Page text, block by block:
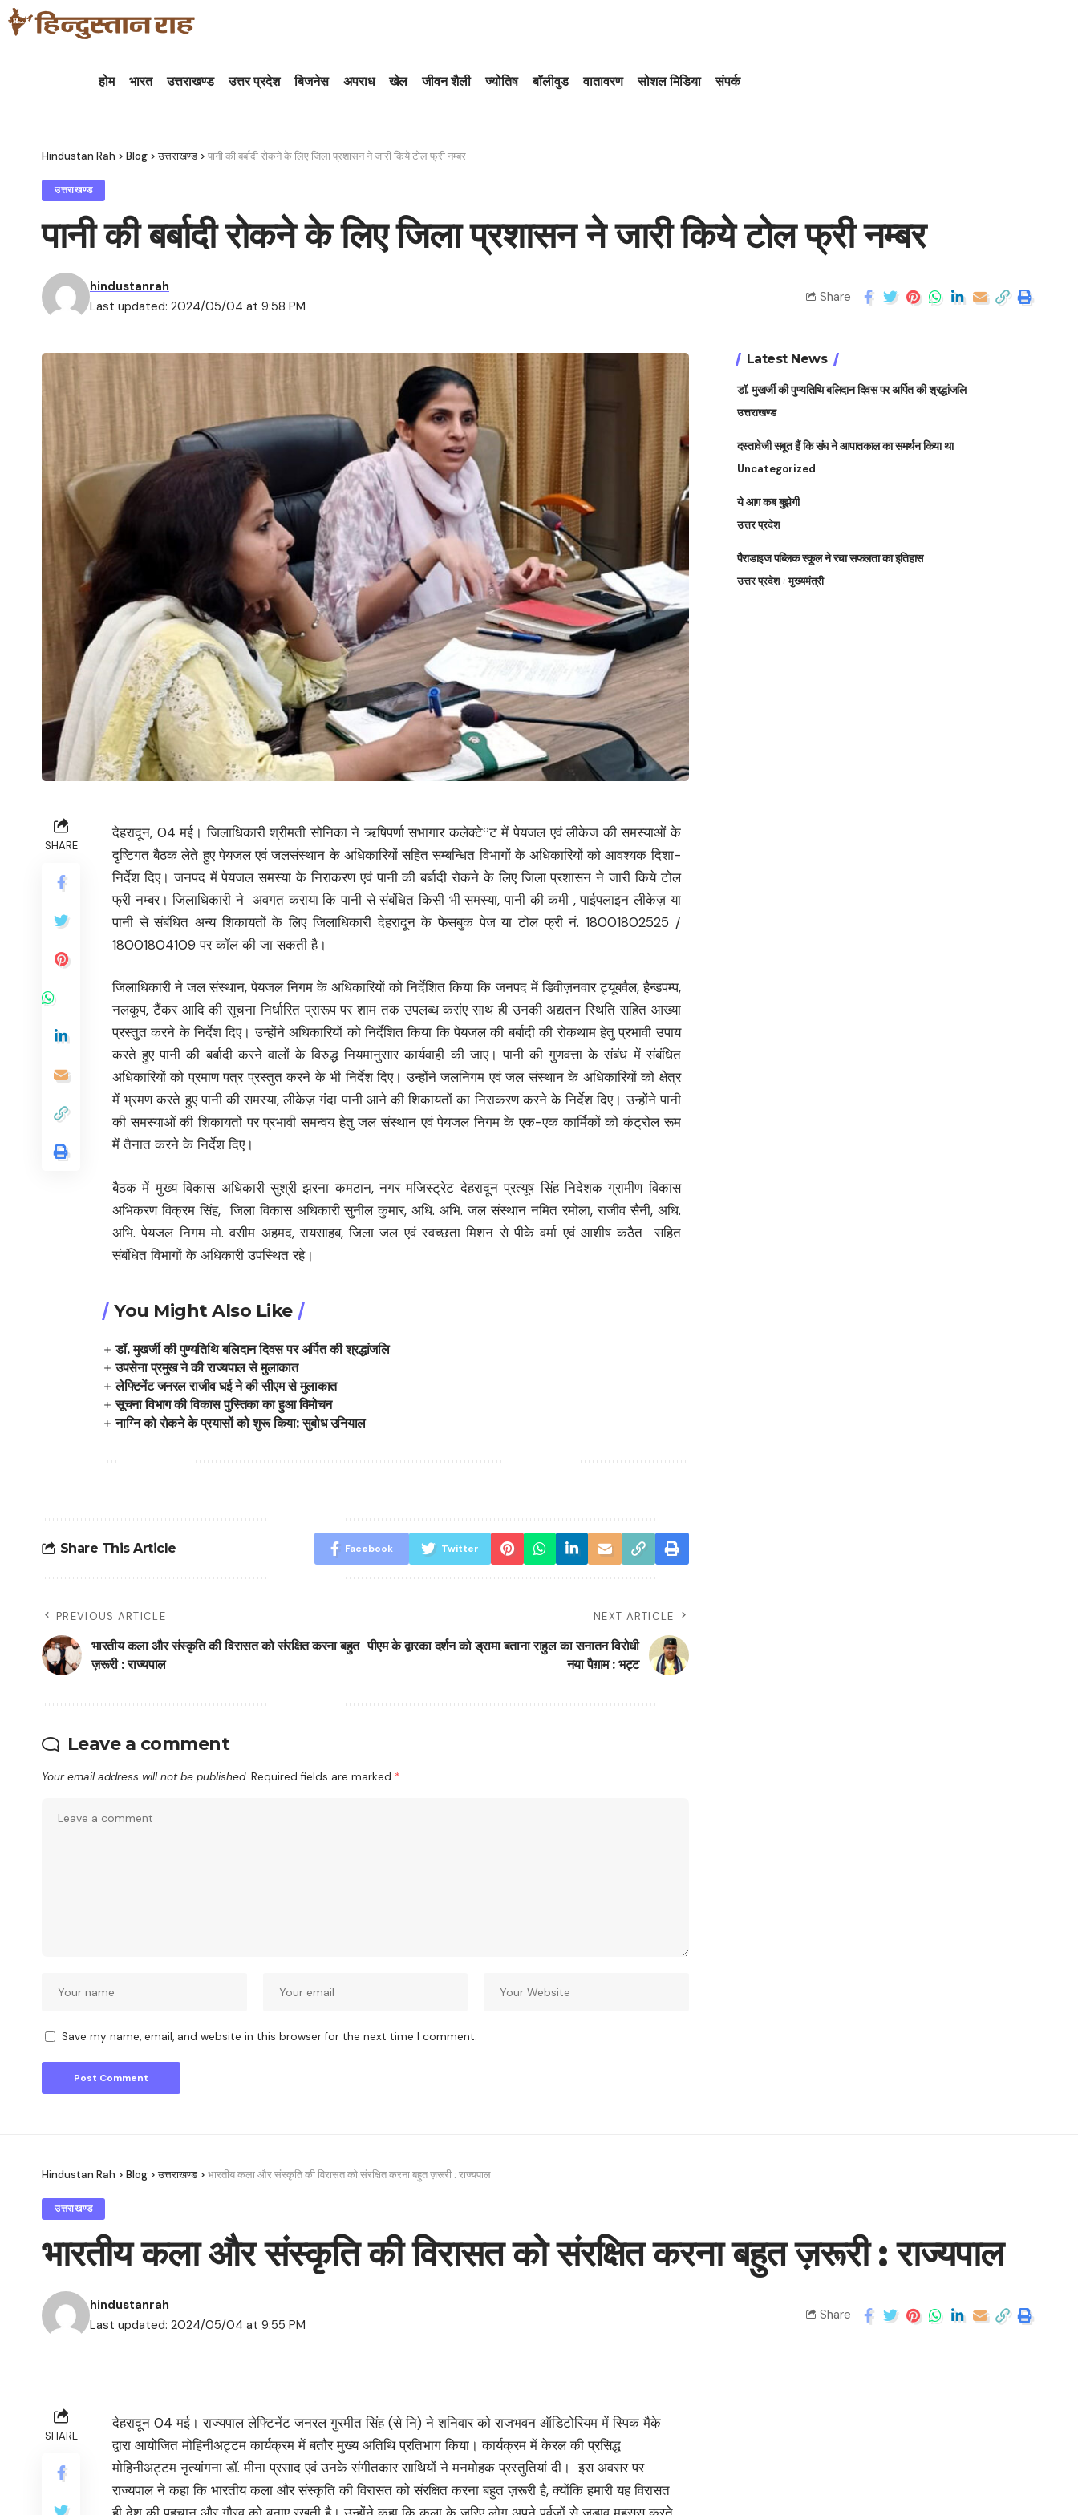
होम भारत उत्तराखण्ड उत्तर प्रदेश बिजनेस अपराध खेल जीवन शैली ज्योतिष बॉलीवुड वातावरण सोशल मिडिया संपर्क
Hindustan Rah > Blog >उत्तराखण्ड > पानी की बर्बादी रोकने के लिए जिला प्रशासन ने जारी किये टोल फ्री नम्बर
उत्तराखण्ड
पानी की बर्बादी रोकने के लिए जिला प्रशासन ने जारी किये टोल फ्री नम्बर
Last updated: 2024/05/04 at 9:58 PM
hindustanrah
Share
SHARE
देहरादून, 04 मई। जिलाधिकारी श्रीमती सोनिका ने ऋषिपर्णा सभागार कलेक्टेªट में पेयजल एवं लीकेज की समस्याओं के
दृष्टिगत बैठक लेते हुए पेयजल एवं जलसंस्थान के अधिकारियों सहित सम्बन्धित विभागों के अधिकारियों को आवश्यक दिशा-
निर्देश दिए। जनपद में पेयजल समस्या के निराकरण एवं पानी की बर्बादी रोकने के लिए जिला प्रशासन ने जारी किये टोल
फ्री नम्बर। जिलाधिकारी ने अवगत कराया कि पानी से संबंधित किसी भी समस्या, पानी की कमी , पाईपलाइन लीकेज़ या
पानी से संबंधित अन्य शिकायतों के लिए जिलाधिकारी देहरादून के फेसबुक पेज या टोल फ्री नं. 18001802525 /
18001804109 पर कॉल की जा सकती है।
जिलाधिकारी ने जल संस्थान, पेयजल निगम के अधिकारियों को निर्देशित किया कि जनपद में डिवीज़नवार ट्यूबवैल, हैन्डपम्प,
नलकूप, टैंकर आदि की सूचना निर्धारित प्रारूप पर शाम तक उपलब्ध करांए साथ ही उनकी अद्यतन स्थिति सहित आख्या
प्रस्तुत करने के निर्देश दिए। उन्होंने अधिकारियों को निर्देशित किया कि पेयजल की बर्बादी की रोकथाम हेतु प्रभावी उपाय
करते हुए पानी की बर्बादी करने वालों के विरुद्ध नियमानुसार कार्यवाही की जाए। पानी की गुणवत्ता के संबंध में संबंधित
अधिकारियों को प्रमाण पत्र प्रस्तुत करने के भी निर्देश दिए। उन्होंने जलनिगम एवं जल संस्थान के अधिकारियों को क्षेत्र
में भ्रमण करते हुए पानी की समस्या, लीकेज़ गंदा पानी आने की शिकायतों का निराकरण करने के निर्देश दिए। उन्होंने पानी
की समस्याओं की शिकायतों पर प्रभावी समन्वय हेतु जल संस्थान एवं पेयजल निगम के एक-एक कार्मिकों को कंट्रोल रूम
में तैनात करने के निर्देश दिए।
बैठक में मुख्य विकास अधिकारी सुश्री झरना कमठान, नगर मजिस्ट्रेट देहरादून प्रत्यूष सिंह निदेशक ग्रामीण विकास
अभिकरण विक्रम सिंह, जिला विकास अधिकारी सुनील कुमार, अधि. अभि. जल संस्थान नमित रमोला, राजीव सैनी, अधि.
अभि. पेयजल निगम मो. वसीम अहमद, रायसाहब, जिला जल एवं स्वच्छता मिशन से पीके वर्मा एवं आशीष कठैत सहित
संबंधित विभागों के अधिकारी उपस्थित रहे।
You Might Also Like
डॉ. मुखर्जी की पुण्यतिथि बलिदान दिवस पर अर्पित की श्रद्धांजलि
उपसेना प्रमुख ने की राज्यपाल से मुलाकात
लेफ्टिनेंट जनरल राजीव घई ने की सीएम से मुलाकात
सूचना विभाग की विकास पुस्तिका का हुआ विमोचन
नाग्नि को रोकने के प्रयासों को शुरू किया: सुबोध उनियाल
Share This Article Facebook Twitter
PREVIOUS ARTICLE
भारतीय कला और संस्कृति की विरासत को संरक्षित करना बहुत
ज़रूरी : राज्यपाल
NEXT ARTICLE
पीएम के द्वारका दर्शन को ड्रामा बताना राहुल का सनातन विरोधी
नया पैग़ाम : भट्ट
Leave a comment
Your email address will not be published. Required fields are marked *
Save my name, email, and website in this browser for the next time I comment.
Latest News
डॉ. मुखर्जी की पुण्यतिथि बलिदान दिवस पर अर्पित की श्रद्धांजलि
उत्तराखण्ड
दस्तावेजी सबूत हैं कि संघ ने आपातकाल का समर्थन किया था
Uncategorized
ये आग कब बुझेगी
उत्तर प्रदेश
पैराडाइज पब्लिक स्कूल ने रचा सफलता का इतिहास
उत्तर प्रदेश मुख्यमंत्री
Hindustan Rah > Blog >उत्तराखण्ड > भारतीय कला और संस्कृति की विरासत को संरक्षित करना बहुत ज़रूरी : राज्यपाल
उत्तराखण्ड
भारतीय कला और संस्कृति की विरासत को संरक्षित करना बहुत ज़रूरी : राज्यपाल
Last updated: 2024/05/04 at 9:55 PM
hindustanrah
Share